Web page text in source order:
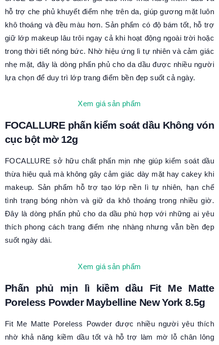
hỗ trợ che phủ khuyết điểm nhẹ trên da, giúp gương mặt luôn
khô thoáng và đều màu hơn. Sản phẩm có độ bám tốt, hỗ trợ
giữ lớp makeup lâu trôi ngay cả khi hoạt động ngoài trời hoặc
trong thời tiết nóng bức. Nhờ hiệu ứng lì tự nhiên và cảm giác
nhẹ mặt, đây là dòng phấn phủ cho da dầu được nhiều người
lựa chọn để duy trì lớp trang điểm bền đẹp suốt cả ngày.
Xem giá sản phẩm
FOCALLURE phấn kiểm soát dầu Không vón
cục bột mờ 12g
FOCALLURE sở hữu chất phấn mịn nhẹ giúp kiểm soát dầu
thừa hiệu quả mà không gây cảm giác dày mặt hay cakey khi
makeup. Sản phẩm hỗ trợ tạo lớp nền lì tự nhiên, hạn chế
tình trạng bóng nhờn và giữ da khô thoáng trong nhiều giờ.
Đây là dòng phấn phủ cho da dầu phù hợp với những ai yêu
thích phong cách trang điểm nhẹ nhàng nhưng vẫn bền đẹp
suốt ngày dài.
Xem giá sản phẩm
Phấn phủ mịn lì kiềm dầu Fit Me Matte
Poreless Powder Maybelline New York 8.5g
Fit Me Matte Poreless Powder được nhiều người yêu thích
nhờ khả năng kiềm dầu tốt và hỗ trợ làm mờ lỗ chân lông